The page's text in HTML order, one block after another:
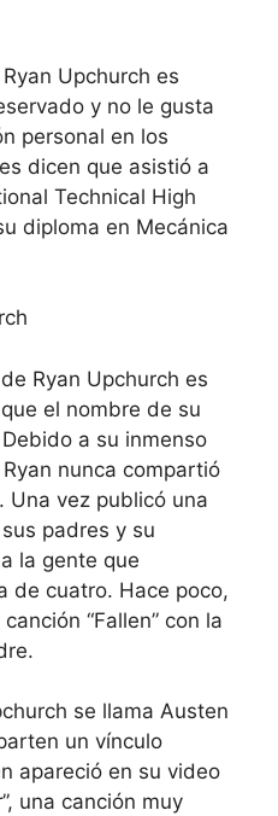
Upchurch es
y no le gusta
personal en los
dicen que asistió a
Technical High
diploma en Mecánica
Ryan Upchurch es
el nombre de su
a su inmenso
nunca compartió
Una vez publicó una
padres y su
la gente que
de cuatro. Hace poco,
“Fallen” con la
se llama Austen
un vínculo
apareció en su video
una canción muy